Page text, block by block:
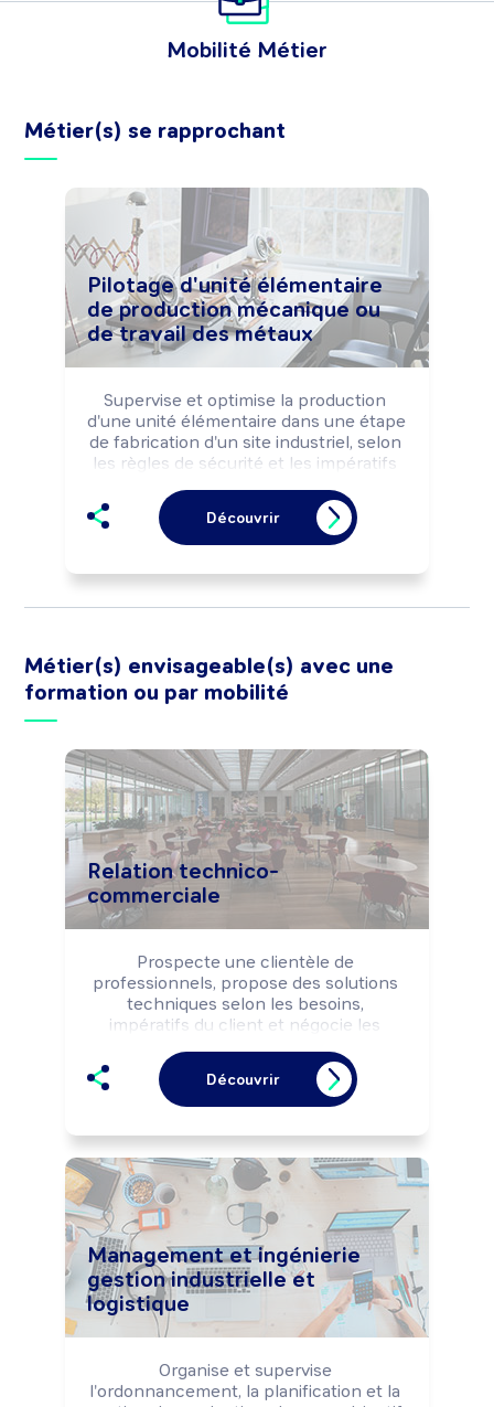
Mobilité Métier
Métier(s) se rapprochant
Pilotage d'unité élémentaire
de production mécanique ou
de travail des métaux
Supervise et optimise la production
d'une unité élémentaire dans une étape
de fabrication d'un site industriel, selon
les règles de sécurité et les impératifs
Peut coordonner une équipe de
production.
Découvrir
Métier(s) envisageable(s) avec une
formation ou par mobilité
Relation technico-
commerciale
Prospecte une clientèle de
professionnels, propose des solutions
techniques selon les besoins,
impératifs du client et négocie les
Peut coordonner une équipe
commerciale et animer un réseau de
commerciaux.
Découvrir
Management et ingénierie
gestion industrielle et
logistique
Organise et supervise
l'ordonnancement, la planification et la